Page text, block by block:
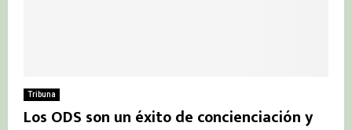
Tribuna
Los ODS son un éxito de concienciación y